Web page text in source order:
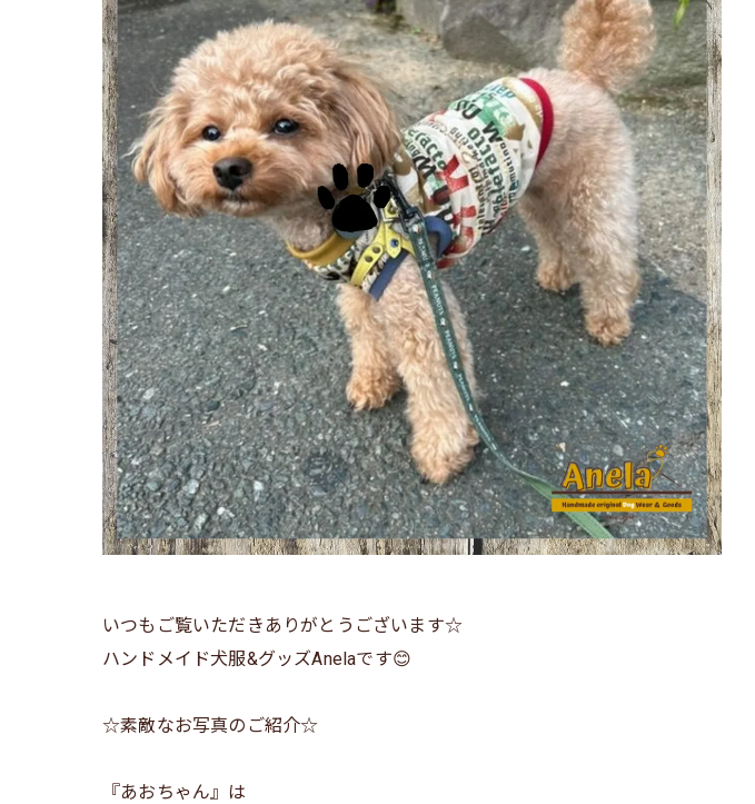
いつもご覧いただきありがとうございます☆
ハンドメイド犬服&グッズAnelaです😊
☆素敵なお写真のご紹介☆
『あおちゃん』は